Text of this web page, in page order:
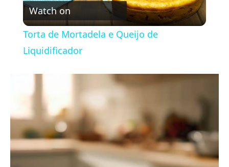
Video
Watch on
Torta de Mortadela e Queijo de
Liquidificador